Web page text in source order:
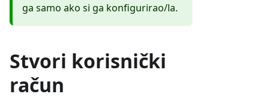
ga samo ako si ga konfigurirao/la.
Stvori korisnički
račun